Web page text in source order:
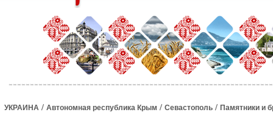
УКРАИНА / Автономная республика Крым / Севастополь / Памятники и